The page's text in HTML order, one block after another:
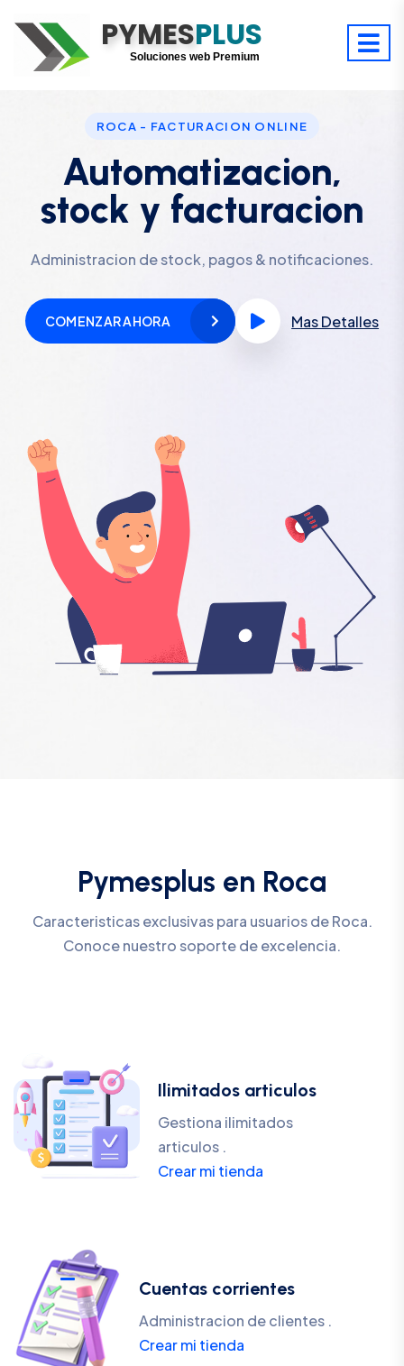
PYMESPLUS
Digitaliza tu éxito
Soluciones web Premium
ROCA - FACTURACION ONLINE
Automatizacion,
stock y facturacion
Administracion de stock, pagos & notificaciones.
COMENZAR AHORA Mas Detalles
Pymesplus en Roca
Caracteristicas exclusivas para usuarios de Roca.
Conoce nuestro soporte de excelencia.
Ilimitados articulos
Gestiona ilimitados
articulos .
Crear mi tienda
Cuentas corrientes
Administracion de clientes .
Crear mi tienda